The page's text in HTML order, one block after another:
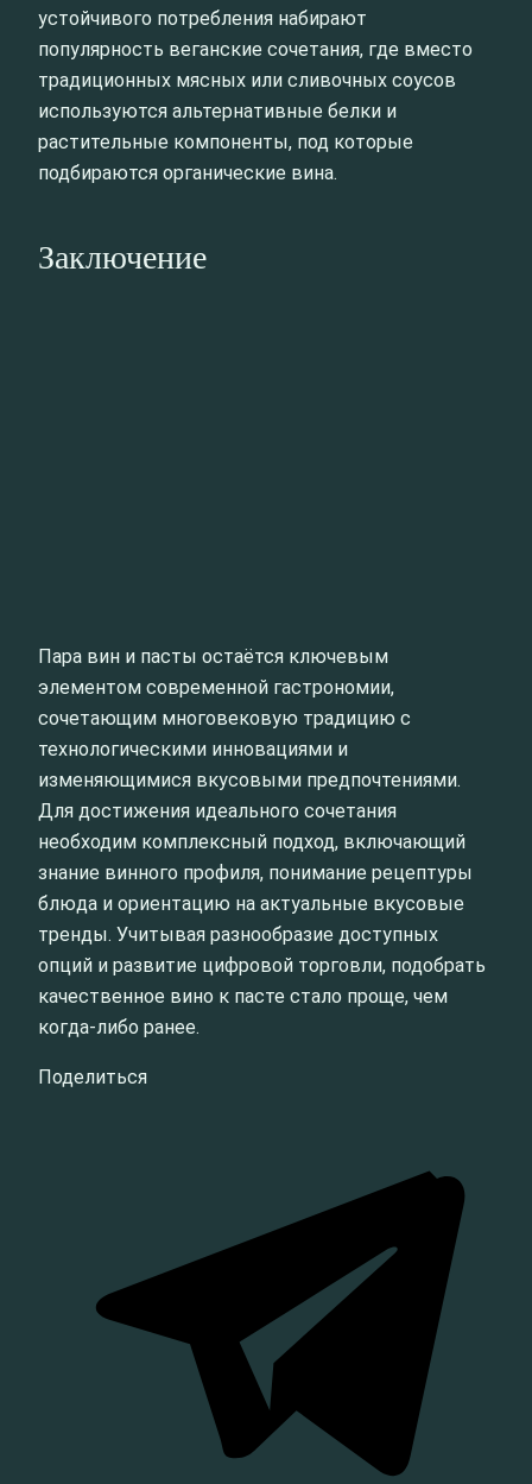
устойчивого потребления набирают
популярность веганские сочетания, где вместо
традиционных мясных или сливочных соусов
используются альтернативные белки и
растительные компоненты, под которые
подбираются органические вина.
Заключение
Пара вин и пасты остаётся ключевым
элементом современной гастрономии,
сочетающим многовековую традицию с
технологическими инновациями и
изменяющимися вкусовыми предпочтениями.
Для достижения идеального сочетания
необходим комплексный подход, включающий
знание винного профиля, понимание рецептуры
блюда и ориентацию на актуальные вкусовые
тренды. Учитывая разнообразие доступных
опций и развитие цифровой торговли, подобрать
качественное вино к пасте стало проще, чем
когда-либо ранее.
Поделиться